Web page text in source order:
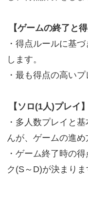
【ゲームの終了と得
・得点ルールに基
します。
・最も得点の高い
【ソロ(1人)プレイ】
・多人数プレイと
んが、ゲームの進め
・ゲーム終了時の
ク(S～D)が決まりま